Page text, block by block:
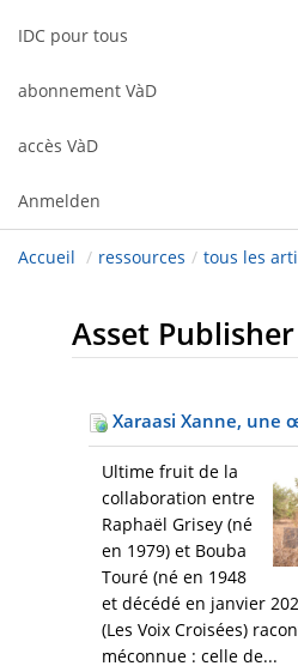
IDC pour tous
abonnement VàD
accès VàD
Anmelden
Accueil / ressources / tous les
Asset Publisher
Xaraasi Xanne, une
Ultime fruit de la
collaboration entre
Raphaël Grisey (né
en 1979) et Bouba
Touré (né en 1948
et décédé en janvier
(Les Voix Croisées)
méconnue : celle de...